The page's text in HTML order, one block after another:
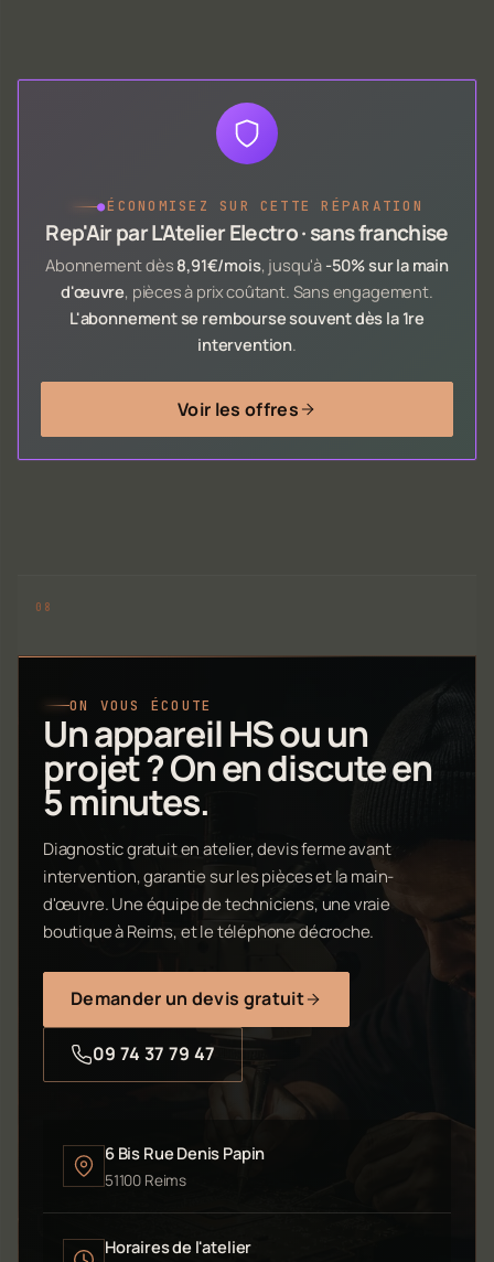
●ÉCONOMISEZ SUR CETTE RÉPARATION
Rep'Air par L'Atelier Electro · sans franchise
Abonnement dès 8,91€/mois, jusqu'à -50% sur la main
d'œuvre, pièces à prix coûtant. Sans engagement.
L'abonnement se rembourse souvent dès la 1re
intervention.
Voir les offres
ON VOUS ÉCOUTE
Un appareil HS ou un
projet ? On en discute en
5 minutes.
Diagnostic gratuit en atelier, devis ferme avant
intervention, garantie sur les pièces et la main-
d'œuvre. Une équipe de techniciens, une vraie
boutique à Reims, et le téléphone décroche.
Demander un devis gratuit
09 74 37 79 47
6 Bis Rue Denis Papin
51100 Reims
Horaires de l'atelier